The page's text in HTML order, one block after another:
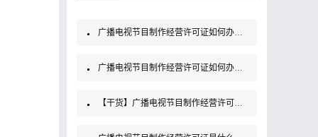
广播电视节目制作经营许可证如何办理？
广播电视节目制作经营许可证如何办理？
【干货】广播电视节目制作经营许可证如何办理？